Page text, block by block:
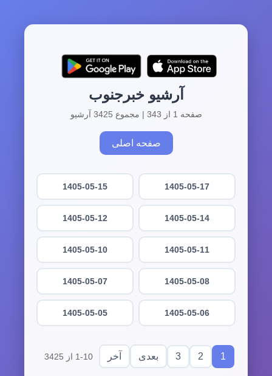
آرشیو خبرجنوب
صفحه 1 از 343 | مجموع 3425 آرشیو
صفحه اصلی
1405-05-17
1405-05-15
1405-05-14
1405-05-12
1405-05-11
1405-05-10
1405-05-08
1405-05-07
1405-05-06
1405-05-05
1
2
3 بعدی آخر 1-10 از 3425